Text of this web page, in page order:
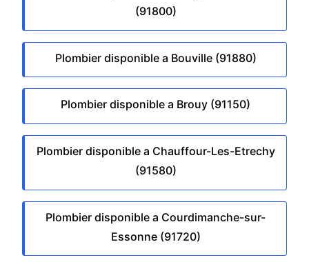
(91800)
Plombier disponible a Bouville (91880)
Plombier disponible a Brouy (91150)
Plombier disponible a Chauffour-Les-Etrechy
(91580)
Plombier disponible a Courdimanche-sur-
Essonne (91720)